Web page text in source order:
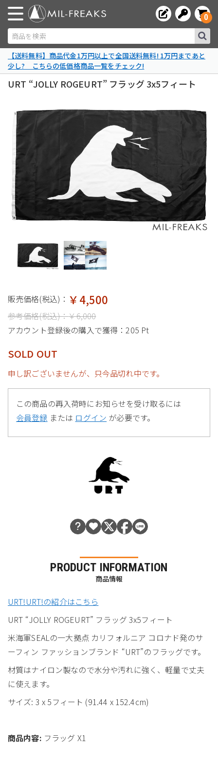
商品を検索
0
【送料無料】商品代金1万円以上で全国送料無料! 1万円まであと
少し? こちらの低価格商品一覧をチェック!
URT “JOLLY ROGEURT” フラッグ 3x5フィート
販売価格(税込)： ￥4,500
参考価格(税込)：￥6,000
アカウント登録後の購入で獲得：205 Pt
SOLD OUT
申し訳ございませんが、只今品切れ中です。
この商品の再入荷時にお知らせを受け取るには
会員登録 または ログイン が必要です。
PRODUCT INFORMATION
商品情報
URT!URT!の紹介はこちら
URT “JOLLY ROGEURT” フラッグ 3x5フィート
米海軍SEALの一大拠点 カリフォルニア コロナド発のサ
ーフィン ファッションブランド “URT”のフラッグです。
材質はナイロン製なので水分や汚れに強く、軽量で丈夫
に使えます。
サイズ: 3 x 5フィート (91.44 x 152.4cm)
商品内容: フラッグ X1